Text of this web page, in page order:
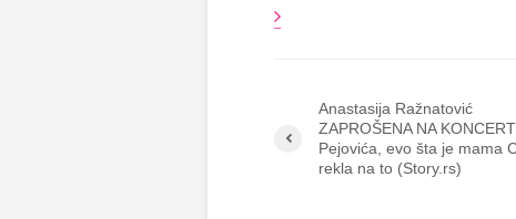
Anastasija Ražnatović
ZAPROŠENA NA
Pejovića, evo šta je mama
rekla na to (Story.rs)